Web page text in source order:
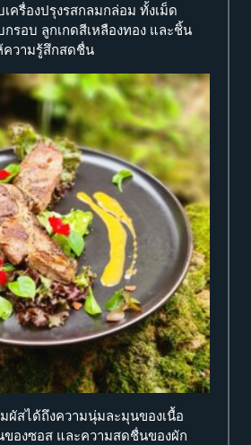
ครื่องปรุงรสกลมกล่อม ทั้งเม็ด
รอบ ลูกเกดสีเหลืองทอง และชิ้น
ความรู้สึกสดชื่น
ผัสได้ถึงความนุ่มละมุนของเนื้อ
ของซอส และความสดชื่นของผัก